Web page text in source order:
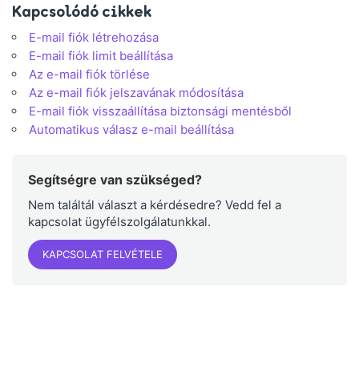
Kapcsolódó cikkek
E-mail fiók létrehozása
E-mail fiók limit beállítása
Az e-mail fiók törlése
Az e-mail fiók jelszavának módosítása
E-mail fiók visszaállítása biztonsági mentésből
Automatikus válasz e-mail beállítása
Segítségre van szükséged?
Nem találtál választ a kérdésedre? Vedd fel a
kapcsolat ügyfélszolgálatunkkal.
KAPCSOLAT FELVÉTELE